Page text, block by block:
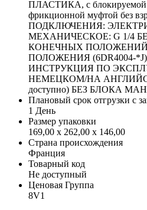
ПЛАСТИКА, с блокируемой
фрикционной муфтой без
ПОДКЛЮЧЕНИЯ:
МЕХАНИЧЕСКОЕ: G 1/4
КОНЕЧНЫХ
ПОЛОЖЕНИЯ (6DR4004-*J)
ИНСТРУКЦИЯ ПО
НЕМЕЦКОМ/НА
доступно) БЕЗ БЛОКА
Плановый срок отгрузки с
1 День
Размер упаковки
169,00 x 262,00 x 146,00
Страна происхождения
Франция
Товарный код
Не доступный
Ценовая Группа
8V1